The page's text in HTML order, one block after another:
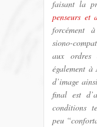
faisant la
penseurs et
forcément
siono-
aux
également
d’image
final est
conditions
peu